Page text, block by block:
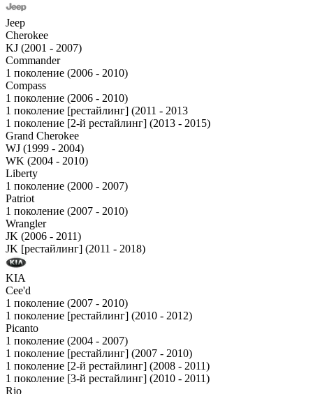
Jeep
Cherokee
KJ (2001 - 2007)
Commander
1 поколение (2006 - 2010)
Compass
1 поколение (2006 - 2010)
1 поколение [рестайлинг] (2011 - 2013
1 поколение [2-й рестайлинг] (2013 - 2015)
Grand Cherokee
WJ (1999 - 2004)
WK (2004 - 2010)
Liberty
1 поколение (2000 - 2007)
Patriot
1 поколение (2007 - 2010)
Wrangler
JK (2006 - 2011)
JK [рестайлинг] (2011 - 2018)
KIA
Cee'd
1 поколение (2007 - 2010)
1 поколение [рестайлинг] (2010 - 2012)
Picanto
1 поколение (2004 - 2007)
1 поколение [рестайлинг] (2007 - 2010)
1 поколение [2-й рестайлинг] (2008 - 2011)
1 поколение [3-й рестайлинг] (2010 - 2011)
Rio